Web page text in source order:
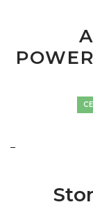
–
Zakres
2.599 PLN